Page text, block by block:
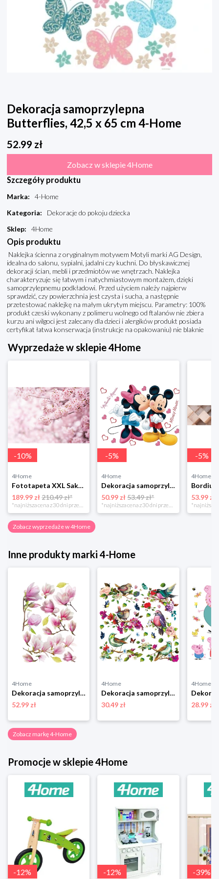
Dekoracja samoprzylepna
Butterflies, 42,5 x 65 cm 4-Home
52.99 zł
Zobacz w sklepie 4Home
Szczegóły produktu
Marka:
4-Home
Kategoria:
Dekoracje do pokoju dziecka
Sklep: 4Home
Opis produktu
Naklejka ścienna z oryginalnym motywem Motyli marki AG Design,
idealna do salonu, sypialni, jadalni czy kuchni. Do błyskawicznej
dekoracji ścian, mebli i przedmiotów we wnętrzach. Naklejka
charakteryzuje się łatwym i natychmiastowym montażem, dzięki
samoprzylepnemu podkładowi. Przed użyciem należy najpierw
sprawdzić, czy powierzchnia jest czysta i sucha, a następnie
przetestować naklejkę na małym ukrytym miejscu. Parametry: 100%
produkt czeski wykonany z polimeru wolnego od ftalanów nie zbiera
kurzu ani wilgoci jest zalecany dla dzieci i alergików produkt posiada
certyfikat łatwa konserwacja (instrukcje na opakowaniu) nie blaknie
Wyprzedaże w sklepie 4Home
-10%
4Home
Fototapeta XXL Sakura 360 x 254 cm, 4 części 4-Home
189.99 zł210.49 zł*
*najniższa cena z 30 dni przed obniżką
-5%
4Home
Dekoracja samoprzylepna Minnie i Mickey, różowa, 42,5 x 65 cm 4-Home
50.99 zł 53.49 zł*
*najniższa cena z 30 dni przed obniżką
-5%
4Home
53.99 zł
Zobacz wyprzedaże w 4Home
Inne produkty marki 4-Home
4Home
Dekoracja samoprzylepna Magnolia Flowers, 42,5 x 65 cm 4-Home
52.99 zł
4Home
Dekoracja samoprzylepna Birds, 30 x 30 cm 4-Home
30.49 zł
4Home
28.99 zł
Zobacz markę 4-Home
Promocje w sklepie 4Home
-12% -12% -39%